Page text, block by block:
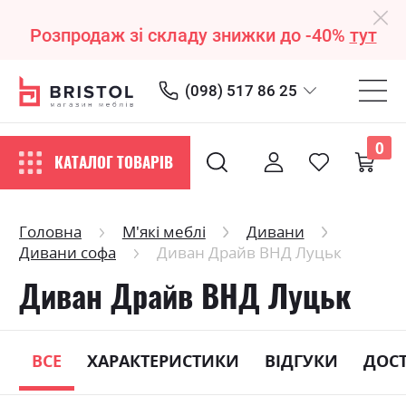
Розпродаж зі складу знижки до -40% тут
(098) 517 86 25
КАТАЛОГ ТОВАРІВ
0
Головна М'які меблі
Дивани
Дивани софа
Диван Драйв ВНД Луцьк
Диван Драйв ВНД Луцьк
ВСЕ ХАРАКТЕРИСТИКИ ВІДГУКИ